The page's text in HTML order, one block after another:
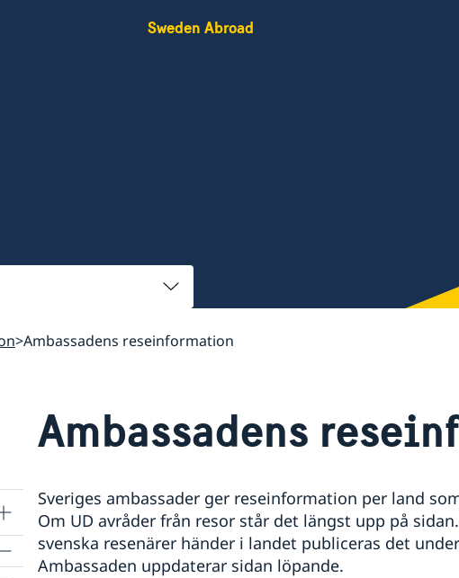
Sweden Abroad
Ambassadens reseinformation
Ambassadens
Sveriges ambassader ger reseinformation per land
Om UD avråder från resor står det längst upp på
svenska resenärer händer i landet publiceras det
Ambassaden uppdaterar sidan löpande.